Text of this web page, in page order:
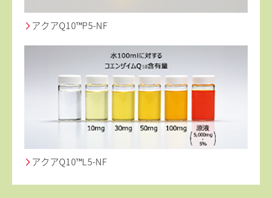
アクアQ10™P5-NF
アクアQ10™L5-NF